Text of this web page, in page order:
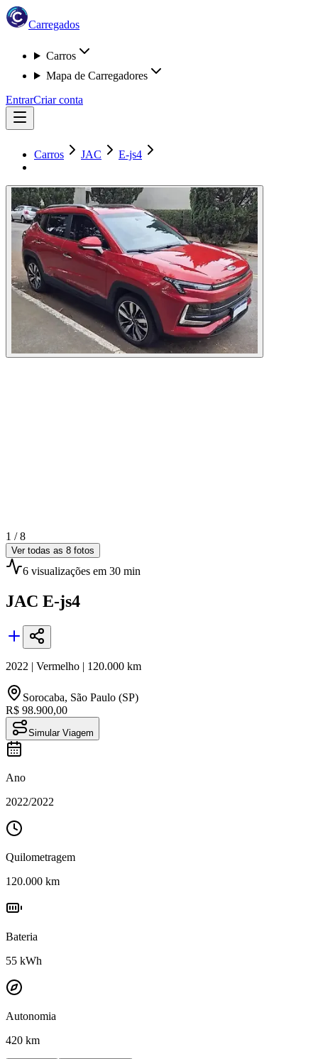
Carregados
Carros
Mapa de Carregadores
EntrarCriar conta
Carros JAC E-js4
1 /8
Ver todas as 8 fotos
6 visualizações em 30 min
JAC E-js4
2022 | Vermelho | 120.000 km
Sorocaba, São Paulo (SP)
R$ 98.900,00
Simular Viagem
Ano
2022/2022
Quilometragem
120.000 km
Bateria
55 kWh
Autonomia
420 km